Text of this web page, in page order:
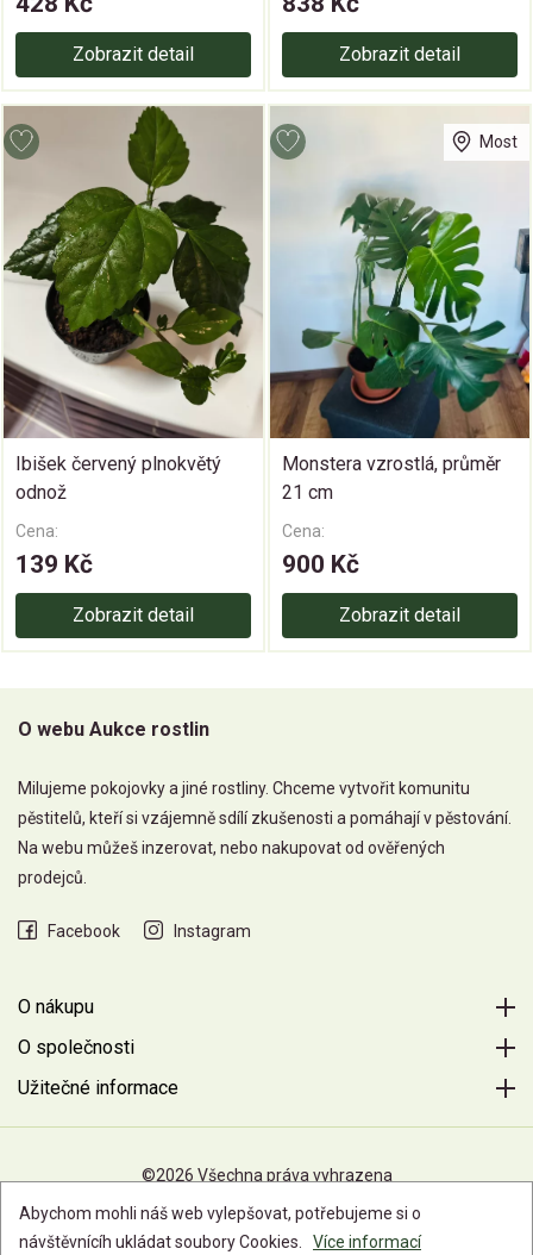
Zobrazit detail Zobrazit detail
Ibišek červený plnokvětý
odnož
Cena:
139 Kč
Zobrazit detail
Most
Monstera vzrostlá, průměr
21 cm
Cena:
900 Kč
Zobrazit detail
O webu Aukce rostlin
Milujeme pokojovky a jiné rostliny. Chceme vytvořit komunitu
pěstitelů, kteří si vzájemně sdílí zkušenosti a pomáhají v pěstování.
Na webu můžeš inzerovat, nebo nakupovat od ověřených
prodejců.
Facebook Instagram
O nákupu
O společnosti
Užitečné informace
©2026 Všechna práva vyhrazena
Abychom mohli náš web vylepšovat, potřebujeme si o
návštěvnícíh ukládat soubory Cookies.
Více informací